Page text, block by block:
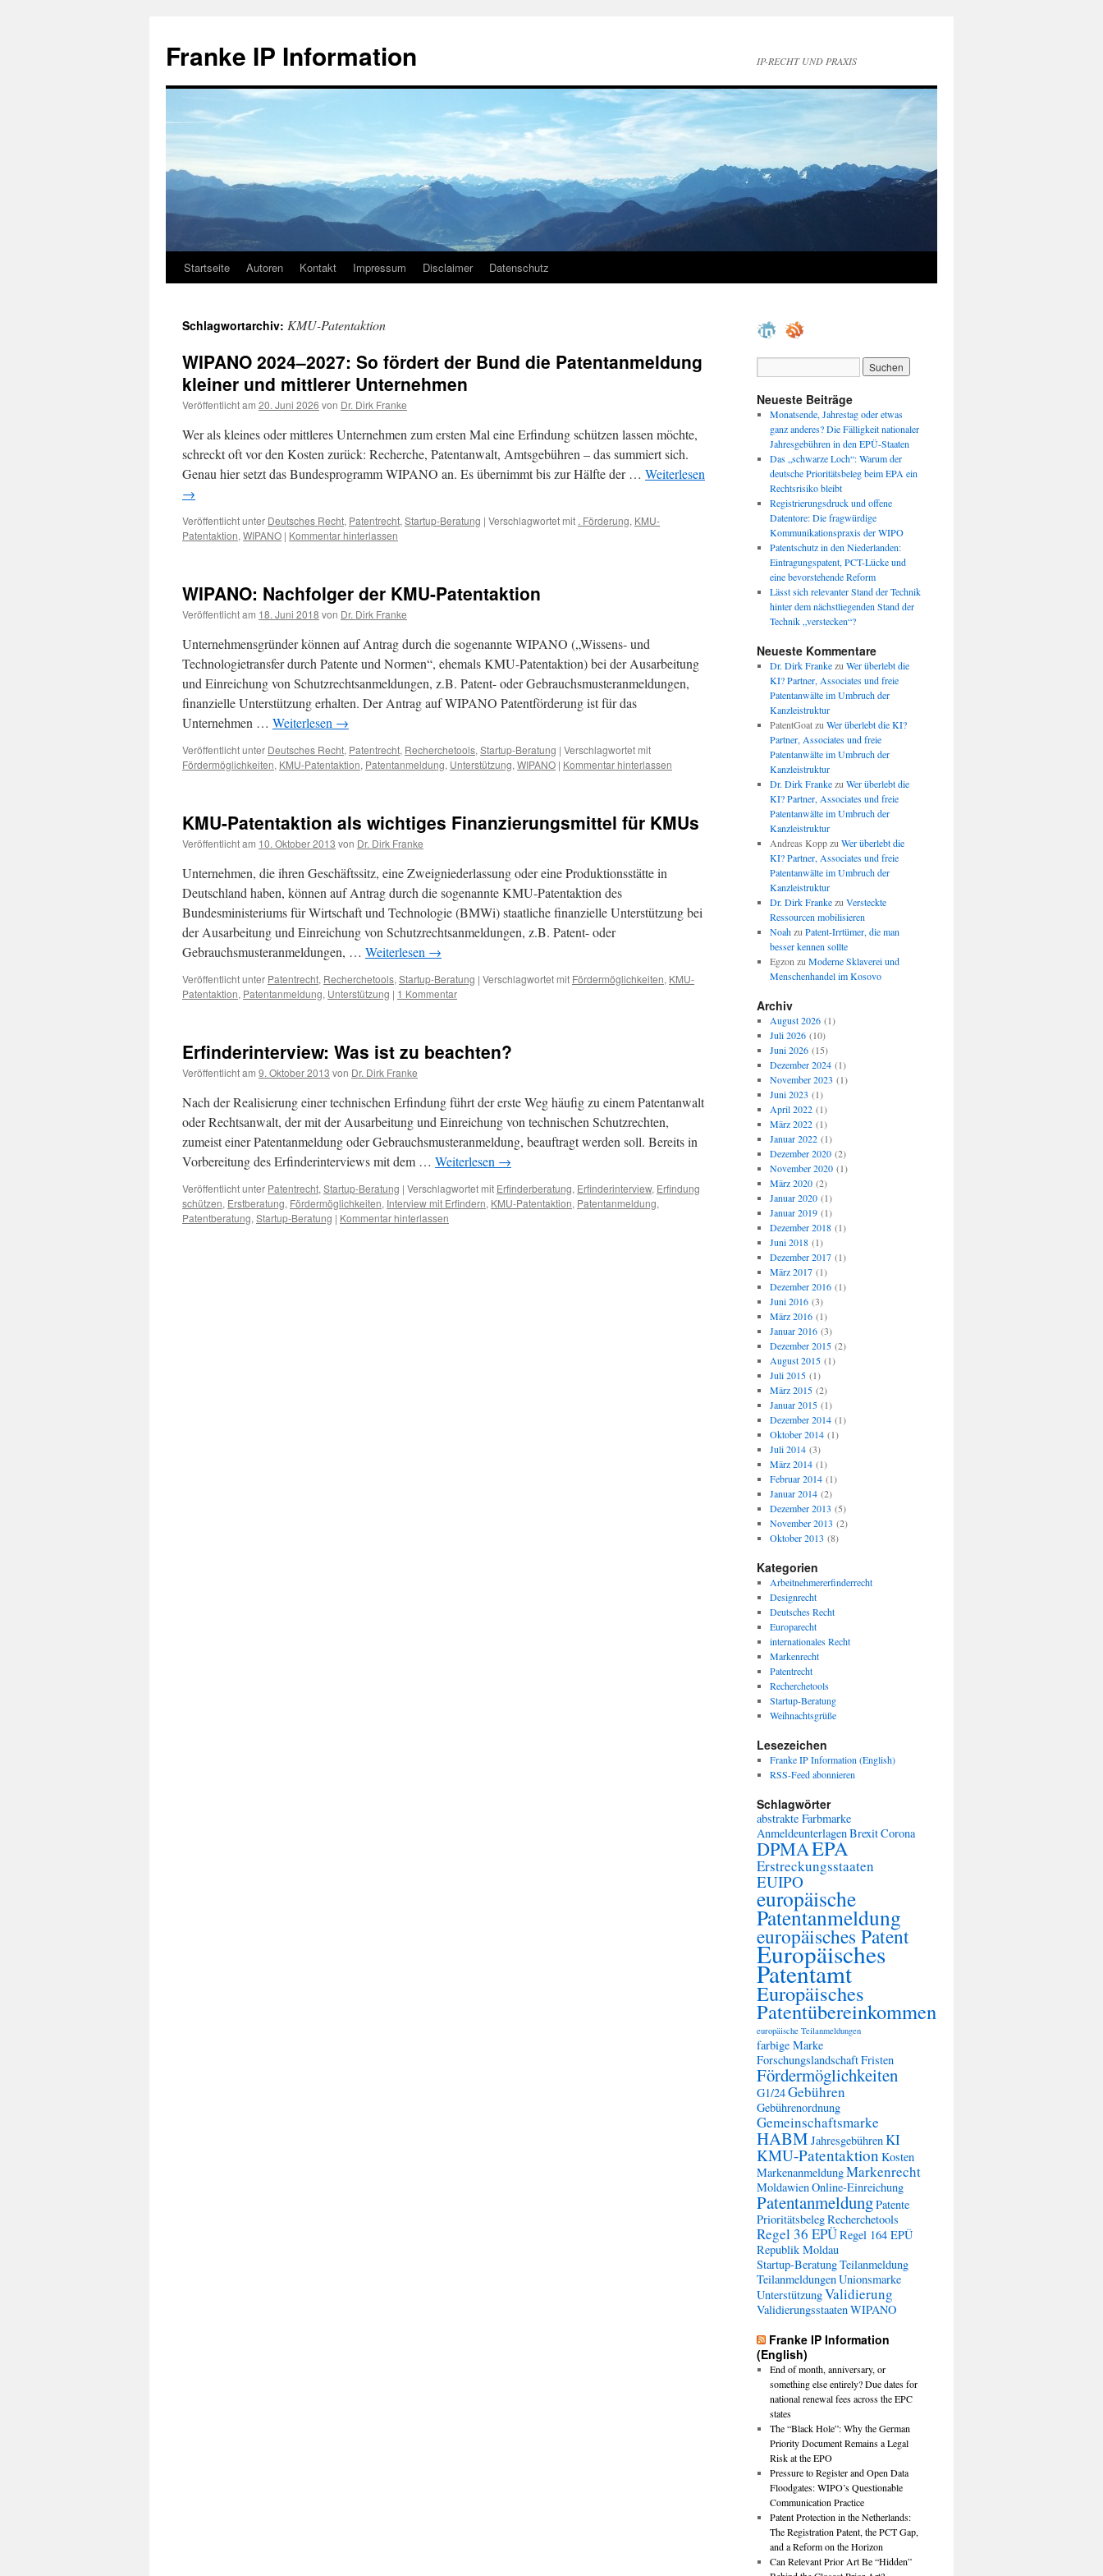
springen
Franke IP Information IP-RECHT UND PRAXIS
Startseite Autoren Kontakt Impressum Disclaimer Datenschutz
Schlagwortarchiv: KMU-Patentaktion
WIPANO 2024–2027: So fördert der Bund die Patentanmeldung
kleiner und mittlerer Unternehmen
Veröffentlicht am 20. Juni 2026 von Dr. Dirk Franke
Wer als kleines oder mittleres Unternehmen zum ersten Mal eine Erfindung schützen lassen möchte,
schreckt oft vor den Kosten zurück: Recherche, Patentanwalt, Amtsgebühren – das summiert sich.
Genau hier setzt das Bundesprogramm WIPANO an. Es übernimmt bis zur Hälfte der … Weiterlesen
→
Veröffentlicht unter Deutsches Recht, Patentrecht, Startup-Beratung | Verschlagwortet mit . Förderung, KMU-
Patentaktion, WIPANO | Kommentar hinterlassen
WIPANO: Nachfolger der KMU-Patentaktion
Veröffentlicht am 18. Juni 2018 von Dr. Dirk Franke
Unternehmensgründer können auf Antrag durch die sogenannte WIPANO („Wissens- und
Technologietransfer durch Patente und Normen“, ehemals KMU-Patentaktion) bei der Ausarbeitung
und Einreichung von Schutzrechtsanmeldungen, z.B. Patent- oder Gebrauchsmusteranmeldungen,
finanzielle Unterstützung erhalten. Der Antrag auf WIPANO Patentförderung ist für das
Unternehmen … Weiterlesen →
Veröffentlicht unter Deutsches Recht, Patentrecht, Recherchetools, Startup-Beratung | Verschlagwortet mit
Fördermöglichkeiten, KMU-Patentaktion, Patentanmeldung, Unterstützung, WIPANO | Kommentar hinterlassen
KMU-Patentaktion als wichtiges Finanzierungsmittel für KMUs
Veröffentlicht am 10. Oktober 2013 von Dr. Dirk Franke
Unternehmen, die ihren Geschäftssitz, eine Zweigniederlassung oder eine Produktionsstätte in
Deutschland haben, können auf Antrag durch die sogenannte KMU-Patentaktion des
Bundesministeriums für Wirtschaft und Technologie (BMWi) staatliche finanzielle Unterstützung bei
der Ausarbeitung und Einreichung von Schutzrechtsanmeldungen, z.B. Patent- oder
Gebrauchsmusteranmeldungen, … Weiterlesen →
Veröffentlicht unter Patentrecht, Recherchetools, Startup-Beratung | Verschlagwortet mit Fördermöglichkeiten, KMU-
Patentaktion, Patentanmeldung, Unterstützung | 1 Kommentar
Erfinderinterview: Was ist zu beachten?
Veröffentlicht am 9. Oktober 2013 von Dr. Dirk Franke
Nach der Realisierung einer technischen Erfindung führt der erste Weg häufig zu einem Patentanwalt
oder Rechtsanwalt, der mit der Ausarbeitung und Einreichung von technischen Schutzrechten,
zumeist einer Patentanmeldung oder Gebrauchsmusteranmeldung, beauftragt werden soll. Bereits in
Vorbereitung des Erfinderinterviews mit dem … Weiterlesen →
Veröffentlicht unter Patentrecht, Startup-Beratung | Verschlagwortet mit Erfinderberatung, Erfinderinterview, Erfindung
schützen, Erstberatung, Fördermöglichkeiten, Interview mit Erfindern, KMU-Patentaktion, Patentanmeldung,
Patentberatung, Startup-Beratung | Kommentar hinterlassen
Neueste Beiträge
Monatsende, Jahrestag oder etwas
ganz anderes? Die Fälligkeit nationaler
Jahresgebühren in den EPÜ-Staaten
Das „schwarze Loch“: Warum der
deutsche Prioritätsbeleg beim EPA ein
Rechtsrisiko bleibt
Registrierungsdruck und offene
Datentore: Die fragwürdige
Kommunikationspraxis der WIPO
Patentschutz in den Niederlanden:
Eintragungspatent, PCT-Lücke und
eine bevorstehende Reform
Lässt sich relevanter Stand der Technik
hinter dem nächstliegenden Stand der
Technik „verstecken“?
Neueste Kommentare
Dr. Dirk Frankezu Wer überlebt die
KI? Partner, Associates und freie
Patentanwälte im Umbruch der
Kanzleistruktur
PatentGoatzu Wer überlebt die KI?
Partner, Associates und freie
Patentanwälte im Umbruch der
Kanzleistruktur
Dr. Dirk Frankezu Wer überlebt die
KI? Partner, Associates und freie
Patentanwälte im Umbruch der
Kanzleistruktur
Andreas Koppzu Wer überlebt die
KI? Partner, Associates und freie
Patentanwälte im Umbruch der
Kanzleistruktur
Dr. Dirk Frankezu Versteckte
Ressourcen mobilisieren
Noahzu Patent-Irrtümer, die man
besser kennen sollte
Egzon zu Moderne Sklaverei und
Menschenhandel im Kosovo
Archiv
August 2026(1)
Juli 2026(10)
Juni 2026(15)
Dezember 2024(1)
November 2023 (1)
Juni 2023 (1)
April 2022(1)
März 2022(1)
Januar 2022(1)
Dezember 2020(2)
November 2020(1)
März 2020(2)
Januar 2020(1)
Januar 2019(1)
Dezember 2018(1)
Juni 2018(1)
Dezember 2017(1)
März 2017(1)
Dezember 2016(1)
Juni 2016(3)
März 2016(1)
Januar 2016(3)
Dezember 2015(2)
August 2015(1)
Juli 2015(1)
März 2015(2)
Januar 2015(1)
Dezember 2014(1)
Oktober 2014(1)
Juli 2014(3)
März 2014(1)
Februar 2014(1)
Januar 2014(2)
Dezember 2013 (5)
November 2013 (2)
Oktober 2013 (8)
Kategorien
Arbeitnehmererfinderrecht
Designrecht
Deutsches Recht
Europarecht
internationales Recht
Markenrecht
Patentrecht
Recherchetools
Startup-Beratung
Weihnachtsgrüße
Lesezeichen
Franke IP Information (English)
RSS-Feed abonnieren
Schlagwörter
abstrakte Farbmarke
AnmeldeunterlagenBrexitCorona
DPMAEPA
Erstreckungsstaaten
EUIPO
europäische
Patentanmeldung
europäisches Patent
Europäisches
Patentamt
Europäisches
Patentübereinkommen
europäische Teilanmeldungen
farbige Marke
ForschungslandschaftFristen
Fördermöglichkeiten
G1/24Gebühren
Gebührenordnung
Gemeinschaftsmarke
HABM JahresgebührenKI
KMU-Patentaktion Kosten
MarkenanmeldungMarkenrecht
MoldawienOnline-Einreichung
PatentanmeldungPatente
PrioritätsbelegRecherchetools
Regel 36 EPÜRegel 164 EPÜ
Republik Moldau
Startup-BeratungTeilanmeldung
TeilanmeldungenUnionsmarke
UnterstützungValidierung
ValidierungsstaatenWIPANO
Franke IP Information
(English)
End of month, anniversary, or
something else entirely? Due dates for
national renewal fees across the EPC
states
The “Black Hole”: Why the German
Priority Document Remains a Legal
Risk at the EPO
Pressure to Register and Open Data
Floodgates: WIPO’s Questionable
Communication Practice
Patent Protection in the Netherlands:
The Registration Patent, the PCT Gap,
and a Reform on the Horizon
Can Relevant Prior Art Be “Hidden”